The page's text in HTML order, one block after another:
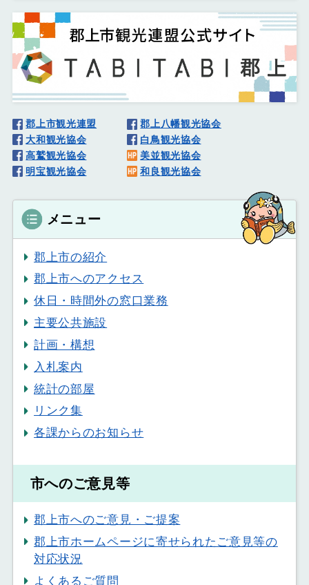
郡上市観光連盟
郡上八幡観光協会
大和観光協会
白鳥観光協会
高鷲観光協会
美並観光協会
明宝観光協会
和良観光協会
メニュー
郡上市の紹介
郡上市へのアクセス
休日・時間外の窓口業務
主要公共施設
計画・構想
入札案内
統計の部屋
リンク集
各課からのお知らせ
市へのご意見等
郡上市へのご意見・ご提案
郡上市ホームページに寄せられたご意見等の
対応状況
よくあるご質問